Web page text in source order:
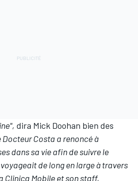
dira Mick Doohan bien des
Docteur Costa a renoncé à
dans sa vie afin de suivre le
de long en large à travers
Clinica Mobile et son staff,